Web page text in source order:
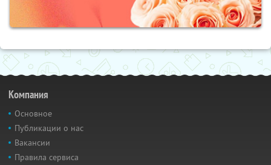
Компания
Основное
Публикации о нас
Вакансии
Правила сервиса